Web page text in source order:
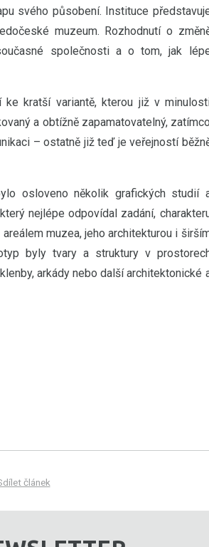
svého působení. Instituce
muzeum. Rozhodnutí o
společnosti a o tom, jak
kratší variantě, kterou již v
a obtížně zapamatovatelný, zatímco
– ostatně již teď je veřejností
osloveno několik grafických studií
nejlépe odpovídal zadání,
muzea, jeho architekturou i
byly tvary a struktury v
arkády nebo další architektonické
článek